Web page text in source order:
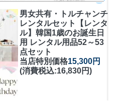
男女共有・トルチャンチ
レンタルセット
【レンタ
ル】韓国1歳のお誕生日
用 レンタル用品52～53
点セット
当店特別価格15,300円
(消費税込:16,830円)